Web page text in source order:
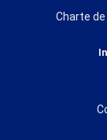
Charte